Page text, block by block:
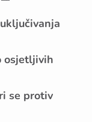
osjetljivih
se protiv